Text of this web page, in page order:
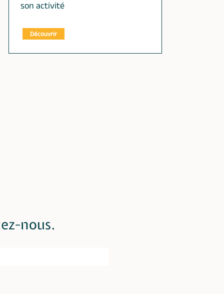
son activité
Découvrir
nous.